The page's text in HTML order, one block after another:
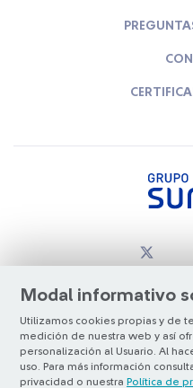
Modal informativo
Utilizamos cookies propias y de
medición de nuestra web y así
personalización al Usuario. Al
uso. Para más información
privacidad o nuestra Política de
© Copyright